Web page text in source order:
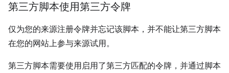
第三方脚本使用第三方令牌
仅为您的来源注册令牌并忘记该脚本，并不能让第三方脚本
在您的网站上参与来源试用。
第三方脚本需要使用启用了第三方匹配的令牌，并通过脚本